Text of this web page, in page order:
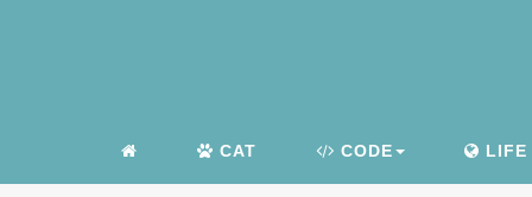
CAT CODE LIFE